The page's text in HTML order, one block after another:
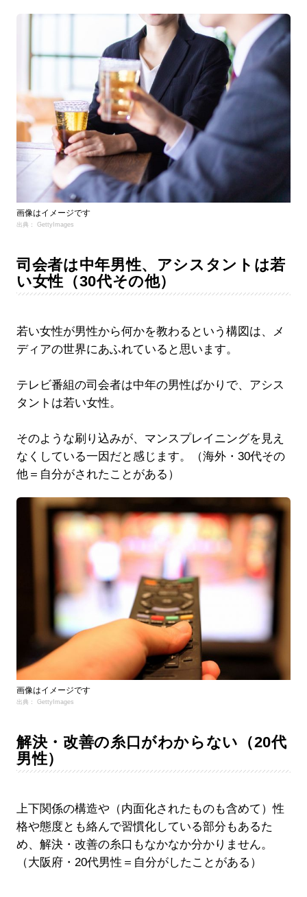
画像はイメージです
出典： GettyImages
司会者は中年男性、アシスタントは若
い女性（30代その他）
若い女性が男性から何かを教わるという構図は、メ
ディアの世界にあふれていると思います。
テレビ番組の司会者は中年の男性ばかりで、アシス
タントは若い女性。
そのような刷り込みが、マンスプレイニングを見え
なくしている一因だと感じます。（海外・30代その
他＝自分がされたことがある）
画像はイメージです
出典： GettyImages
解決・改善の糸口がわからない（20代
男性）
上下関係の構造や（内面化されたものも含めて）性
格や態度とも絡んで習慣化している部分もあるた
め、解決・改善の糸口もなかなか分かりません。
（大阪府・20代男性＝自分がしたことがある）